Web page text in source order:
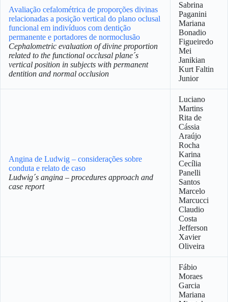
Avaliação cefalométrica de proporções divinas
relacionadas a posição vertical do plano oclusal
funcional em indivíduos com dentição
permanente e portadores de normoclusão
Cephalometric evaluation of divine proportion
related to the functional occlusal plane´s
vertical position in subjects with permanent
dentition and normal occlusion
Sabrina
Paganini
Mariana
Bonadio
Figueiredo
Mei
Janikian
Kurt Faltin
Junior
Angina de Ludwig – considerações sobre
conduta e relato de caso
Ludwig´s angina – procedures approach and
case report
Luciano
Martins
Rita de
Cássia
Araújo
Rocha
Karina
Cecília
Panelli
Santos
Marcelo
Marcucci
Claudio
Costa
Jefferson
Xavier
Oliveira
Fábio
Moraes
Garcia
Mariana